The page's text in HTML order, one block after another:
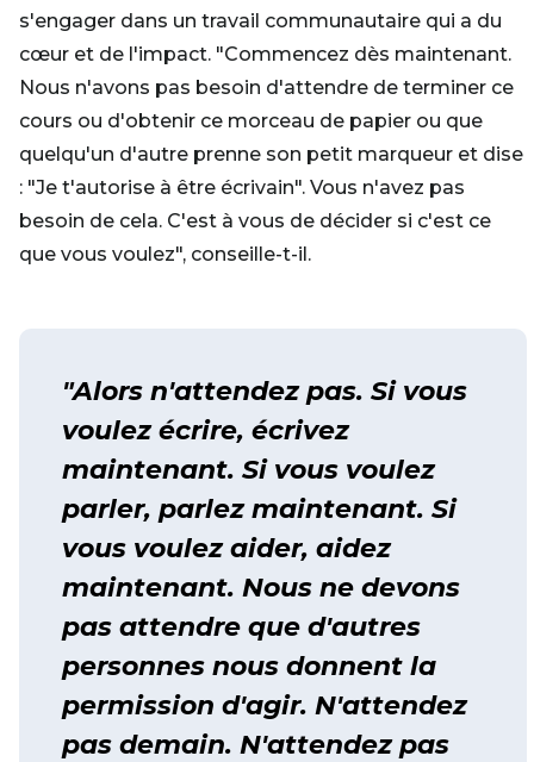
s'engager dans un travail communautaire qui a du
cœur et de l'impact. "Commencez dès maintenant.
Nous n'avons pas besoin d'attendre de terminer ce
cours ou d'obtenir ce morceau de papier ou que
quelqu'un d'autre prenne son petit marqueur et dise
: "Je t'autorise à être écrivain". Vous n'avez pas
besoin de cela. C'est à vous de décider si c'est ce
que vous voulez", conseille-t-il.
"Alors n'attendez pas. Si vous
voulez écrire, écrivez
maintenant. Si vous voulez
parler, parlez maintenant. Si
vous voulez aider, aidez
maintenant. Nous ne devons
pas attendre que d'autres
personnes nous donnent la
permission d'agir. N'attendez
pas demain. N'attendez pas